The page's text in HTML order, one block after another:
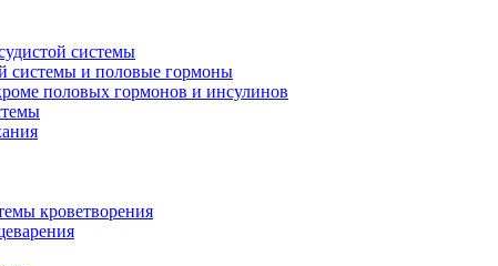
системы
системы и половые гормоны
половых гормонов и инсулинов
кроветворения